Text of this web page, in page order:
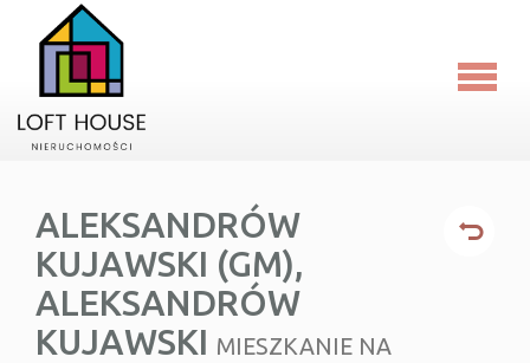
ALEKSANDRÓW
KUJAWSKI (GM),
ALEKSANDRÓW
KUJAWSKI MIESZKANIE NA